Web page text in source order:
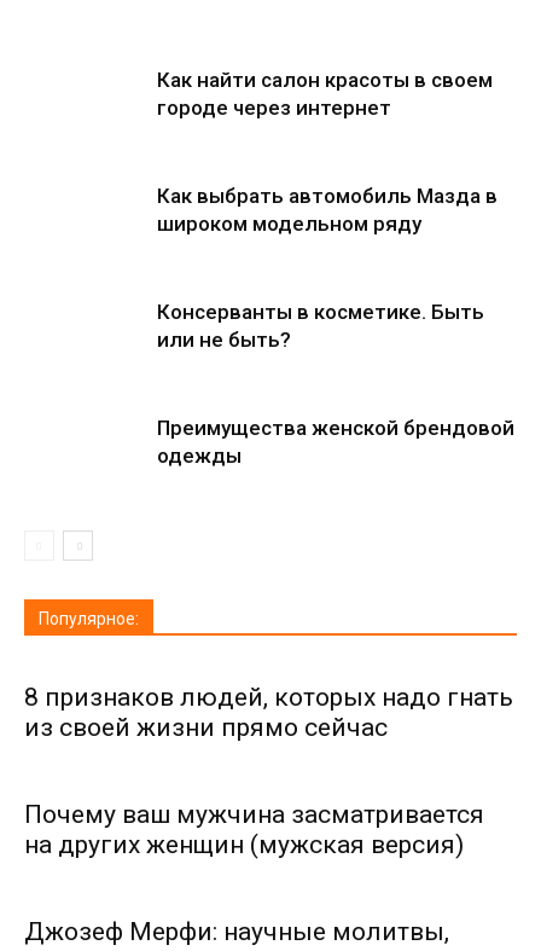
Как найти салон красоты в своем
городе через интернет
Как выбрать автомобиль Мазда в
широком модельном ряду
Консерванты в косметике. Быть
или не быть?
Преимущества женской брендовой
одежды
Популярное:
8 признаков людей, которых надо гнать
из своей жизни прямо сейчас
Почему ваш мужчина засматривается
на других женщин (мужская версия)
Джозеф Мерфи: научные молитвы,